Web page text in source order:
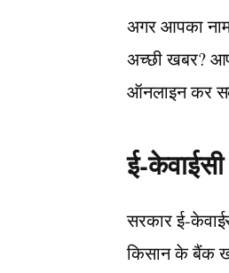
अगर आपका नाम
अच्छी खबर?
ऑनलाइन कर
ई-
सरकार ई-
किसान के बैंक